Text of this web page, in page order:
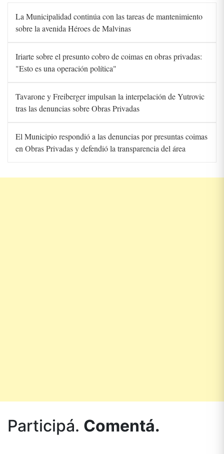
La Municipalidad continúa con las tareas de mantenimiento
sobre la avenida Héroes de Malvinas
Iriarte sobre el presunto cobro de coimas en obras privadas:
"Esto es una operación política"
Tavarone y Freiberger impulsan la interpelación de Yutrovic
tras las denuncias sobre Obras Privadas
El Municipio respondió a las denuncias por presuntas coimas
en Obras Privadas y defendió la transparencia del área
Participá. Comentá.